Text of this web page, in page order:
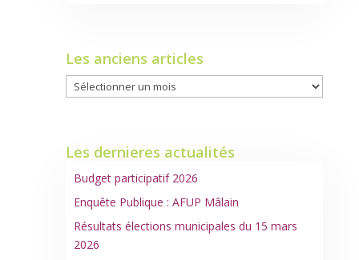
Les anciens articles
Les
anciens
Les dernieres actualités
Budget participatif 2026
Enquête Publique : AFUP Mâlain
Résultats élections municipales du 15 mars
2026